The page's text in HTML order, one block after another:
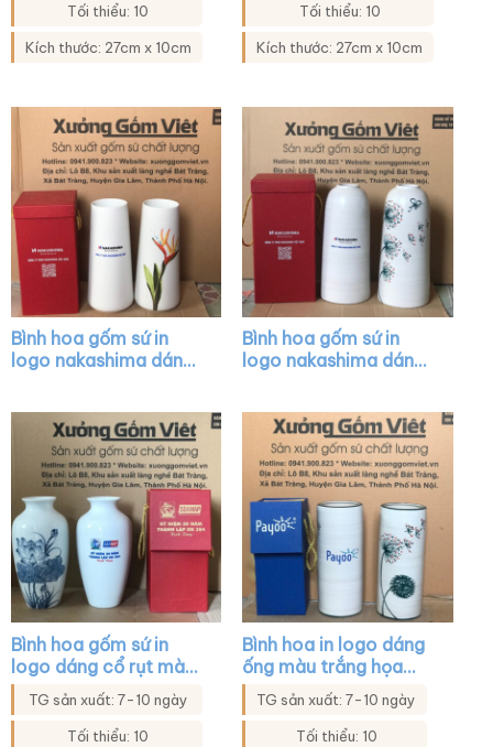
Tối thiểu: 10
Kích thước: 27cm x 10cm
Tối thiểu: 10
Kích thước: 27cm x 10cm
Bình hoa gốm sứ in
logo nakashima dáng
Bình hoa gốm sứ in
logo nakashima dáng
Bình hoa gốm sứ in
logo dáng cổ rụt màu
trắng họa tiết hoa sen
XG-LH20
TG sản xuất: 7-10 ngày
Tối thiểu: 10
Bình hoa in logo dáng
ống màu trắng họa
tiết hoa bồ công anh
XG-LH19
TG sản xuất: 7-10 ngày
Tối thiểu: 10